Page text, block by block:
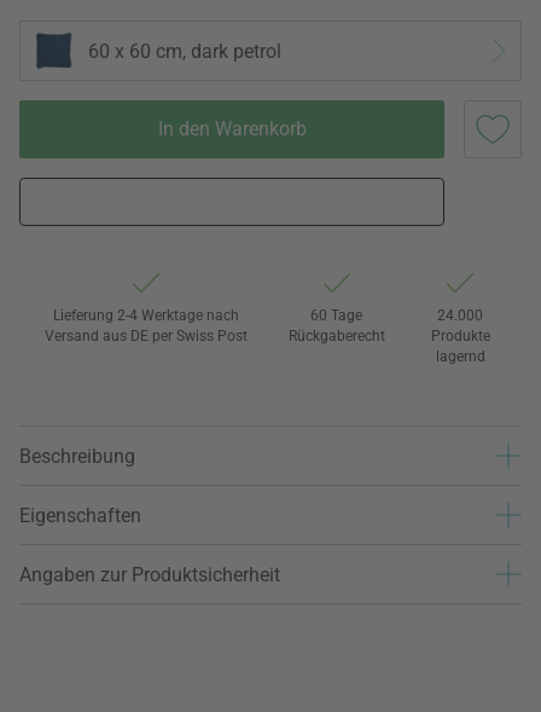
60 x 60 cm, dark petrol
In den Warenkorb
Lieferung 2-4 Werktage nach
Versand aus DE per Swiss Post
60 Tage
Rückgaberecht
24.000
Produkte
lagernd
Beschreibung
Eigenschaften
Angaben zur Produktsicherheit